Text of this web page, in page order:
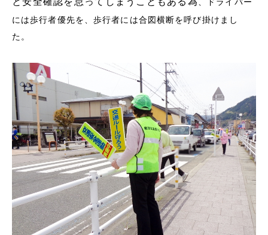
には歩行者優先を、歩行者には合図横断を呼び掛けまし
た。